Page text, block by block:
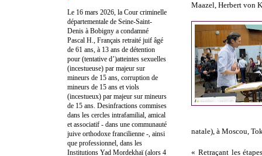
Maazel, Herbert von
natale), à Moscou,
« Retraçant les
Le 16 mars 2026, la Cour criminelle
départementale de Seine-Saint-
Denis à Bobigny a condamné
Pascal H., Français retraité juif âgé
de 61 ans, à 13 ans de détention
pour (tentative d’)atteintes sexuelles
(incestueuse) par majeur sur
mineurs de 15 ans, corruption de
mineurs de 15 ans et viols
(incestueux) par majeur sur mineurs
de 15 ans. Desinfractions commises
dans les cercles intrafamilial, amical
et associatif - dans une communauté
juive orthodoxe francilienne -, ainsi
que professionnel, dans les
Institutions Yad Mordekhaï (alors 4